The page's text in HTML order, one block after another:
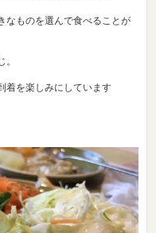
なものを選んで食べることが
着を楽しみにしています